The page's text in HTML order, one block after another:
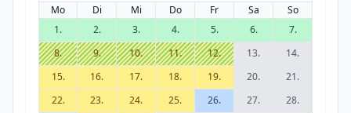
Mo Di Mi Do Fr Sa
So
1.
2. 3. 4. 5. 6.
7.
8.
9. 10. 11. 12. 13.
14.
15.
16. 17. 18. 19. 20.
21.
22.
23. 24. 25. 26. 27.
28.